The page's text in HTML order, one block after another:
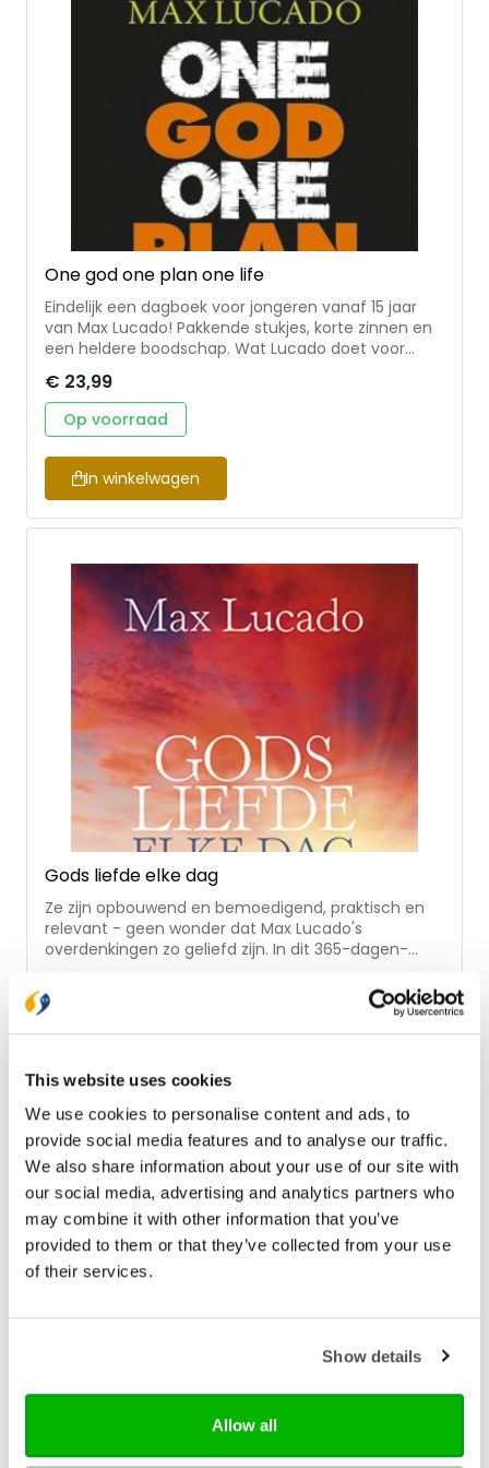
This website uses cookies
We use cookies to personalise content and ads, to
provide social media features and to analyse our traffic.
We also share information about your use of our site with
our social media, advertising and analytics partners who
may combine it with other information that you’ve
provided to them or that they’ve collected from your use
of their services.
Show details
Allow all
uitgegeven in samenwerking met Christenen voor
One god one plan one life
Eindelijk een dagboek voor jongeren vanaf 15 jaar
van Max Lucado! Pakkende stukjes, korte zinnen en
een heldere boodschap. Wat Lucado doet voor
Het leven voor jongeren is lang niet altijd makkelijk.
Lucado wil hen aansporen om leiding, troost en
bemoediging voor hun leven te zoeken in de Bijbel.
Dat doet hij op aansprekende, laagdrempelige wijze
met overdenkingen over vertrouwen,
gehoorzaamheid maar ook wijsheid, pesten, alcohol
en zelfbeeld. Elke dag is hetzelfde opgebouwd; een
bijbeltekst, een korte inspirerende overdenking die
God voor de lezer heeft. Met handig leeslint. One
God One Plan One Life helpt tieners bij het omgaan
met de verleidingen, stress en keuzes die horen bij
hun levensfase door te focussen op een van de
basisdingen in het leven: hun relatie met God.
Aantrekkelijk uitgevoerd met binnenwerk in 2
kleuren, leeslint en hardcover in handzaam
formaat.
€ 23,99
Op voorraad
In winkelwagen
Gods liefde elke dag
Ze zijn opbouwend en bemoedigend, praktisch en
relevant - geen wonder dat Max Lucado's
overdenkingen zo geliefd zijn. In dit 365-dagen-
die je elke dag aanmoedigen om te leven uit Gods
liefde.
leeslint.
Max Lucado is voorganger in Oak Hills Church in
Texas (Amerika). Hij is getrouwd en heeft drie
dochters. Lucado heeft 75 boeken op zijn naam
staan, waaronder vele bestsellers in diverse landen.
In Nederland is Max Lucado vooral bekend om zijn
waardevolle boodschap in het prentenboek
'Niemand is zoals jij'.
In winkelwagen